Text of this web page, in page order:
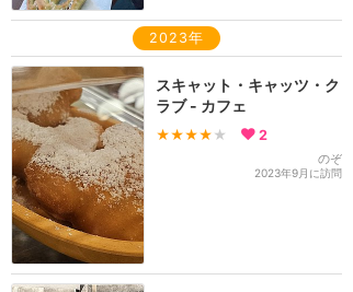
2023年
スキャット・キャッツ・ク
ラブ - カフェ
★★★★ ★ 2
のぞ
2023年9月に訪問